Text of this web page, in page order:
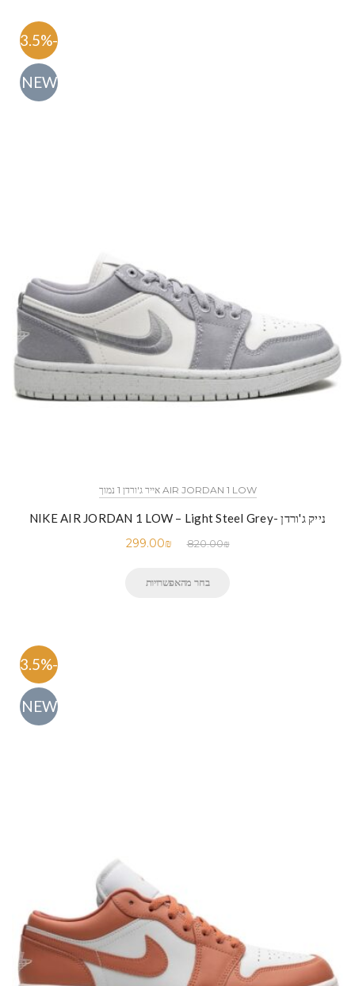
-63.5%
NEW
AIR JORDAN 1 LOW אייר ג'ורדן 1 נמוך
נייק ג'ורדן -NIKE AIR JORDAN 1 LOW – Light Steel Grey
820.00₪
299.00₪
בחר מהאפשרויות
-63.5%
NEW